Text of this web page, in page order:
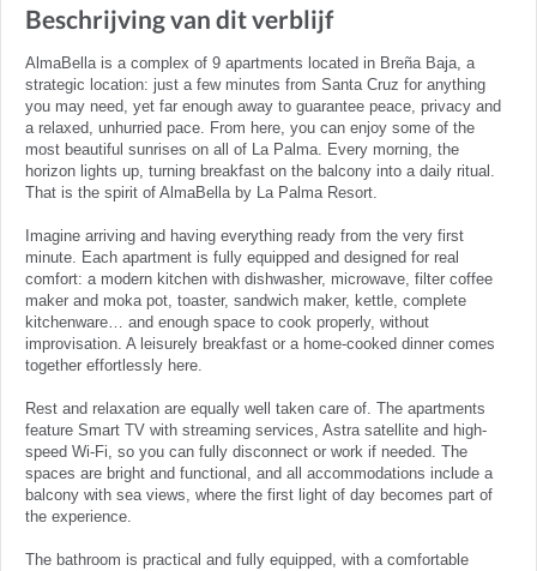
Beschrijving van dit verblijf
AlmaBella is a complex of 9 apartments located in Breña Baja, a
strategic location: just a few minutes from Santa Cruz for anything
you may need, yet far enough away to guarantee peace, privacy and
a relaxed, unhurried pace. From here, you can enjoy some of the
most beautiful sunrises on all of La Palma. Every morning, the
horizon lights up, turning breakfast on the balcony into a daily ritual.
That is the spirit of AlmaBella by La Palma Resort.
Imagine arriving and having everything ready from the very first
minute. Each apartment is fully equipped and designed for real
comfort: a modern kitchen with dishwasher, microwave, filter coffee
maker and moka pot, toaster, sandwich maker, kettle, complete
kitchenware… and enough space to cook properly, without
improvisation. A leisurely breakfast or a home-cooked dinner comes
together effortlessly here.
Rest and relaxation are equally well taken care of. The apartments
feature Smart TV with streaming services, Astra satellite and high-
speed Wi-Fi, so you can fully disconnect or work if needed. The
spaces are bright and functional, and all accommodations include a
balcony with sea views, where the first light of day becomes part of
the experience.
The bathroom is practical and fully equipped, with a comfortable